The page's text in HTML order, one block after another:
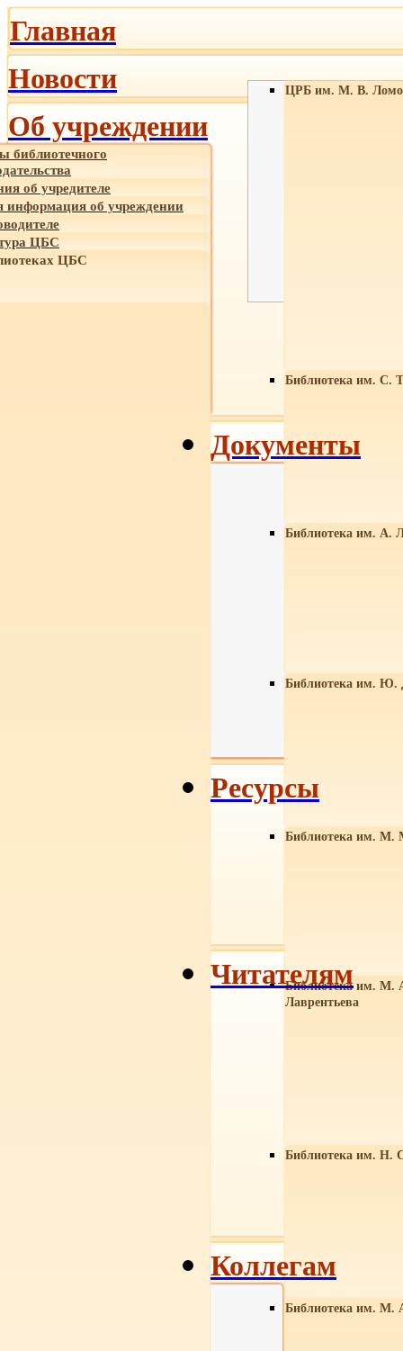
Главная
Новости
Об учреждении
библиотечного
об учредителе
об учреждении
ЦБС
ЦБС
ЦРБ им. М. В.
Библиотека им. С.
Библиотека им. А.
Библиотека им. Ю.
Библиотека им. М.
Библиотека им. М.
Лаврентьева
Библиотека им. Н.
Библиотека им. М.
Документы
Ресурсы
Читателям
Коллегам